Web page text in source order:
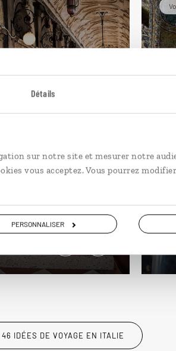
Détails
sur notre site et mesurer notre
vous acceptez. Vous pourrez
PERSONNALISER
spritz avec
de Burano et Murano.
3 nuits 10
IDÉES DE VOYAGE EN ITALIE